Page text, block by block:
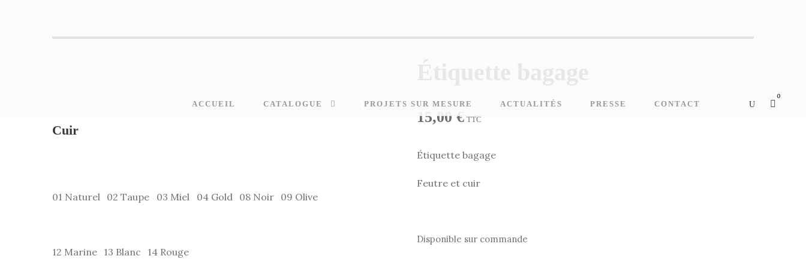
ACCUEIL CATALOGUE PROJETS SUR MESURE ACTUALITÉS PRESSE CONTACT
0
15,00€ TTC
Étiquette bagage
Feutre et cuir
Disponible sur commande
Cuir
01 Naturel 02 Taupe 03 Miel 04 Gold 08 Noir 09 Olive
12 Marine 13 Blanc 14 Rouge